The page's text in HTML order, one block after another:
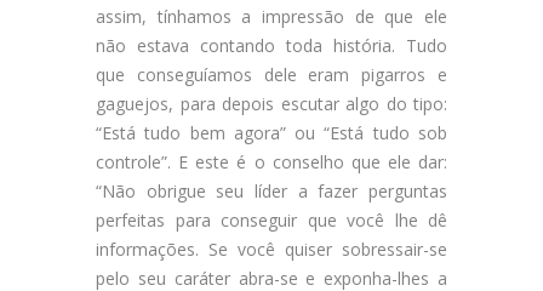
assim, tínhamos a impressão de que ele
não estava contando toda história. Tudo
que conseguíamos dele eram pigarros e
gaguejos, para depois escutar algo do tipo:
“Está tudo bem agora” ou “Está tudo sob
controle”. E este é o conselho que ele dar:
“Não obrigue seu líder a fazer perguntas
perfeitas para conseguir que você lhe dê
informações. Se você quiser sobressair-se
pelo seu caráter abra-se e exponha-lhes a